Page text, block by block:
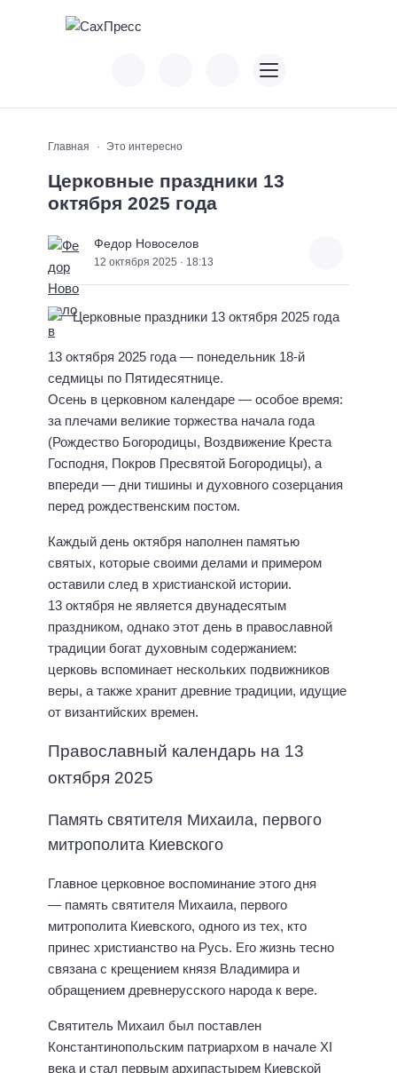
Главная Это интересно
Церковные праздники 13
октября 2025 года
Федор Новоселов
12 октября 2025 · 18:13
13 октября 2025 года — понедельник 18-й
седмицы по Пятидесятнице.
Осень в церковном календаре — особое время:
за плечами великие торжества начала года
(Рождество Богородицы, Воздвижение Креста
Господня, Покров Пресвятой Богородицы), а
впереди — дни тишины и духовного созерцания
перед рождественским постом.
Каждый день октября наполнен памятью
святых, которые своими делами и примером
оставили след в христианской истории.
13 октября не является двунадесятым
праздником, однако этот день в православной
традиции богат духовным содержанием:
церковь вспоминает нескольких подвижников
веры, а также хранит древние традиции, идущие
от византийских времен.
Православный календарь на 13
октября 2025
Память святителя Михаила, первого
митрополита Киевского
Главное церковное воспоминание этого дня
— память святителя Михаила, первого
митрополита Киевского, одного из тех, кто
принес христианство на Русь. Его жизнь тесно
связана с крещением князя Владимира и
обращением древнерусского народа к вере.
Святитель Михаил был поставлен
Константинопольским патриархом в начале XI
века и стал первым архипастырем Киевской